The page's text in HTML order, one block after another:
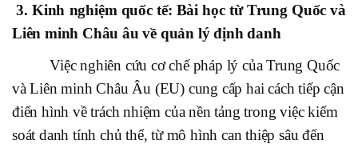
3. Kinh nghiệm quốc tế: Bài học từ Trung Quốc và
Liên minh Châu âu về quản lý định danh
Việc nghiên cứu cơ chế pháp lý của Trung Quốc
và Liên minh Châu Âu (EU) cung cấp hai cách tiếp cận
điển hình về trách nhiệm của nền tảng trong việc kiểm
soát danh tính chủ thể, từ mô hình can thiệp sâu đến